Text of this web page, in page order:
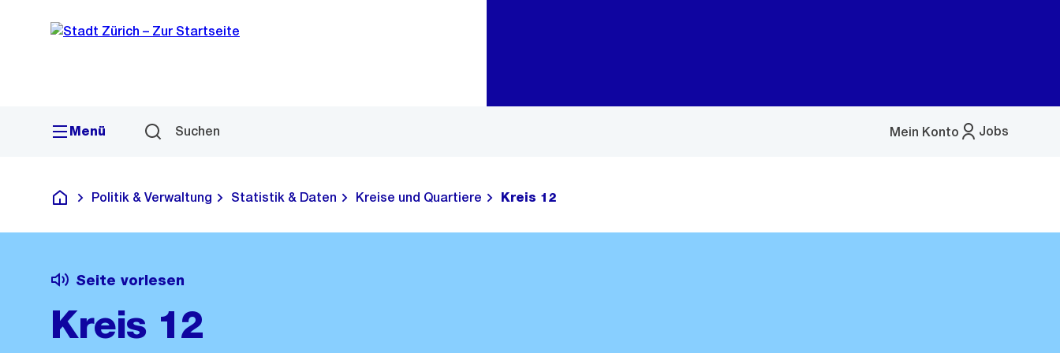
Navigation
Sprunglink
Menü Suchen Jobs
Mein Konto
Menü
Deutsch
Politik & Verwaltung Statistik & Daten Kreise und Quartiere Kreis 12
Seite vorlesen
Kreis 12